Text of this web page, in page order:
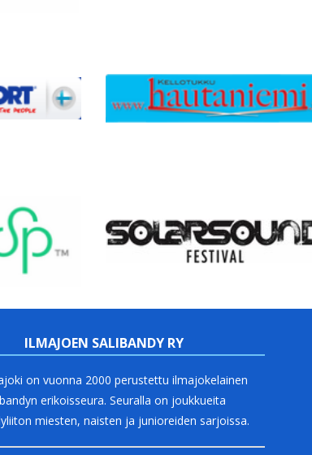
ILMAJOEN SALIBANDY RY
on vuonna 2000 perustettu ilmajokelainen
erikoisseura. Seuralla on joukkueita
miesten, naisten ja junioreiden sarjoissa.